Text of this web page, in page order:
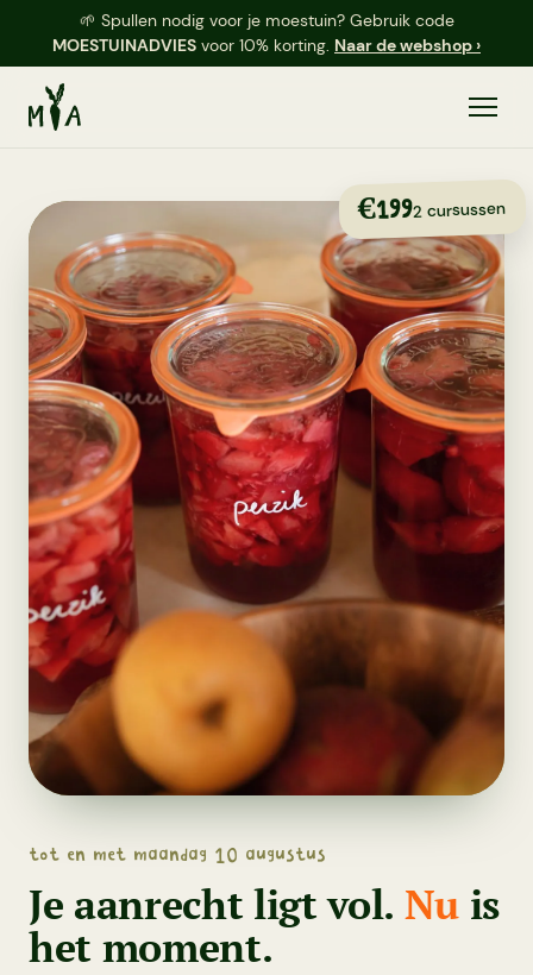
🌱 Spullen nodig voor je moestuin? Gebruik code
MOESTUINADVIES voor 10% korting. Naar de webshop ›
tot en met maandag 10 augustus
Je aanrecht ligt vol. Nuis
het moment.
€1992 cursussen